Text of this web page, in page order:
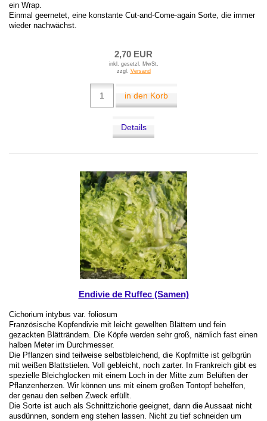
ein Wrap.
Einmal geernetet, eine konstante Cut-and-Come-again Sorte, die immer
wieder nachwächst.
2,70 EUR
inkl. gesetzl. MwSt.
zzgl. Versand
in den Korb
Details
Endivie de Ruffec (Samen)
Cichorium intybus var. foliosum
Französische Kopfendivie mit leicht gewellten Blättern und fein
gezackten Blätträndern. Die Köpfe werden sehr groß, nämlich fast einen
halben Meter im Durchmesser.
Die Pflanzen sind teilweise selbstbleichend, die Kopfmitte ist gelbgrün
mit weißen Blattstielen. Voll gebleicht, noch zarter. In Frankreich gibt es
spezielle Bleichglocken mit einem Loch in der Mitte zum Belüften der
Pflanzenherzen. Wir können uns mit einem großen Tontopf behelfen,
der genau den selben Zweck erfüllt.
Die Sorte ist auch als Schnittzichorie geeignet, dann die Aussaat nicht
ausdünnen, sondern eng stehen lassen. Nicht zu tief schneiden um